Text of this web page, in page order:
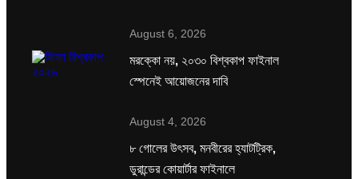
August 6, 2026
মরক্কো নয়, ২০৩০ বিশ্বকাপ ফাইনাল
স্পেনেই আয়োজনের দাবি
August 4, 2026
৮ গোলের উৎসব, মনবীরের হ্যাটট্রিক,
ডুরান্ডের কোয়ার্টার ফাইনালে